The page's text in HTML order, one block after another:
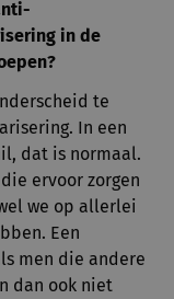
in de
te
In een
dat is normaal.
ervoor zorgen
we op allerlei
Een
men die andere
dan ook niet